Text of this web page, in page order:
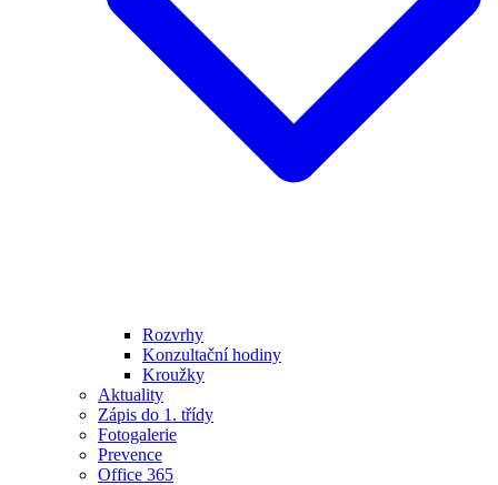
Rozvrhy
Konzultační hodiny
Kroužky
Aktuality
Zápis do 1. třídy
Fotogalerie
Prevence
Office 365